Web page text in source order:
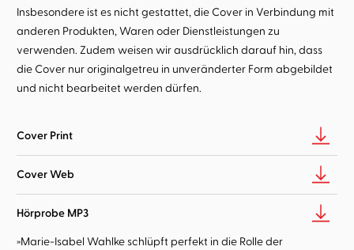
Insbesondere ist es nicht gestattet, die Cover in Verbindung mit
anderen Produkten, Waren oder Dienstleistungen zu
verwenden. Zudem weisen wir ausdrücklich darauf hin, dass
die Cover nur originalgetreu in unveränderter Form abgebildet
und nicht bearbeitet werden dürfen.
Cover Print
Cover Web
Hörprobe MP3
»Marie-Isabel Wahlke schlüpft perfekt in die Rolle der